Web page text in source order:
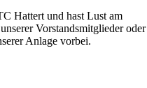
Hattert und hast Lust am
Vorstandsmitglieder oder
Anlage vorbei.